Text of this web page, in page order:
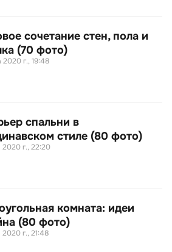
сочетание стен, пола и
(70 фото)
2020 г., 19:48
спальни в
стиле (80 фото)
2020 г., 22:20
комната: идеи
(80 фото)
2020 г., 21:48